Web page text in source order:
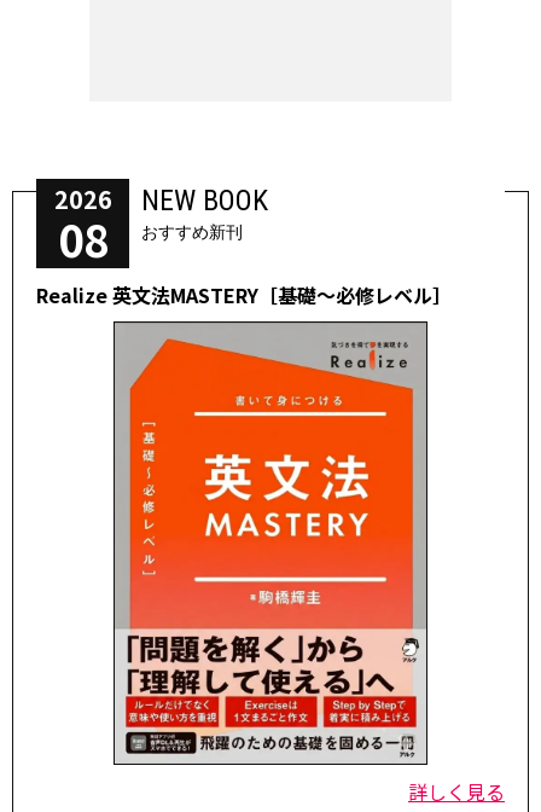
2026
08
NEW BOOK
おすすめ新刊
Realize 英文法MASTERY［基礎～必修レベル］
詳しく見る